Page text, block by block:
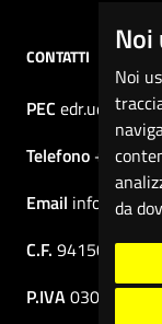
Noi
Noi
da
CONTATTI
PEC
Telefono +39
Email
C.F.
P.IVA